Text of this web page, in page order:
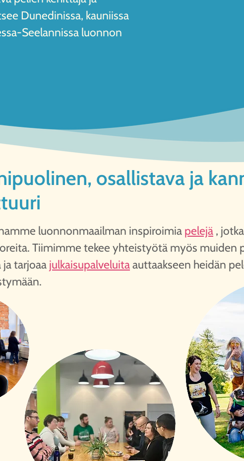
Dunedinissa, kauniissa
Seelannissa luonnon
osallistava ja
luonnonmaailman inspiroimia pelejä ,
Tiimimme tekee yhteistyötä myös muiden
ja tarjoaa julkaisupalveluitaauttaakseen heidän